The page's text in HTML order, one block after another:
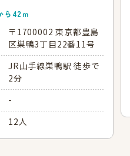
ら 42ｍ
〒1700002 東京都豊島
区巣鴨3丁目22番11号
JR山手線巣鴨駅 徒歩で
2分
-
12人